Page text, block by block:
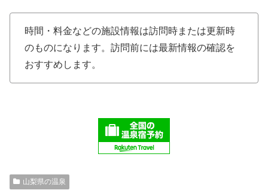
時間・料金などの施設情報は訪問時または更新時
のものになります。訪問前には最新情報の確認を
おすすめします。
山梨県の温泉